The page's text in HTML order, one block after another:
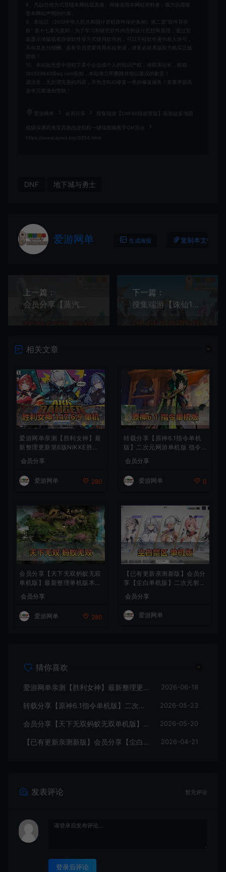
8、凡以任何方式登陆本网站或直接、间接使用本网站资料者，视为自愿接
受本网站声明的约束。
9、本站以《2013中华人民共和国计算机软件保护条例》第二章"软件菩作
权” 第十七条为原则：为了学习和研究软件内含的设计思想和原理，通过安
装显示传输或者存储软件等方式使用软件的，可以不经软件著作权人许可，
不向其支付报酬。若有学员需要商用本站资源，请务必联系版权方购买正版
授权！
10、本站如无意中侵犯了某个企业或个人的知识产权，请联系站长，邮箱：
185529643@qq.com告知，本站将立即删除并致以最深的歉意！
请注意：无所谓完美的内容，不包含BUG修复一类的修改服务！若要求较高
追求完美请勿赞助！
爱游网单 会员分享 搜集端游【DNF60级超变版】添加超多地图
低级深渊高难度具挑战虚拟机一键端视频教学GM后台
https://www.aywd.top/3354.html
DNF 地下城与勇士
爱游网单 生成海报 复制本文链接
上一篇：
会员分享【蒸汽幻想】单机版
下一篇：
搜集端游【诛仙18职业】1792修复版镇魔洞副本虚拟机一键端GM后台
相关文章
爱游网单亲测【胜利女神】最
新整理更新第6版NIKKE胜利
版本官服GM可无限抽卡全剧
情免虚拟机一键端视频安装教
学
会员分享
爱游网单 280
转载分享【原神6.1指令单机
版】二次元网游单机版 指令
背包 抽卡 商店 MOD 未亲测
图文教学
会员分享
爱游网单 0
会员分享【天下无双蚂蚁无双
单机版】最新整理单机版本
带GM命令后台 武侠怀旧网游
免虚拟机一键端 配套视频教
学
会员分享
爱游网单 280
【已有更新亲测新版】会员分
享【尘白单机版】二次元射击
类网游单机版一键端
会员分享
爱游网单
猜你喜欢
爱游网单亲测【胜利女神】最新整理更新第6版NIKKE胜利女神妮姬单机版方舟活动147版本官服GM可无限抽卡全剧情免虚拟机一键端视频安装教学 2026-06-18
转载分享【原神6.1指令单机版】二次元网游单机版 指令模拟端 登录 战斗 地图 魔物 背包 抽卡 商店 MOD 未亲测图文教学 2026-05-23
会员分享【天下无双蚂蚁无双单机版】最新整理单机版本 带GM命令后台 武侠怀旧网游 免虚拟机一键端 配套视频教学 2026-05-20
【已有更新亲测新版】会员分享【尘白单机版】二次元射击类网游单机版一键端 2026-04-21
发表评论 暂无评论
登录后评论